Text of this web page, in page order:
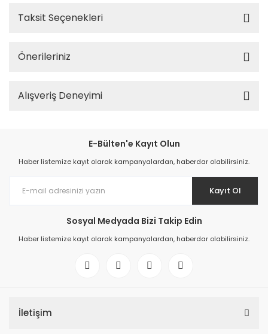
Taksit Seçenekleri
Önerileriniz
Alışveriş Deneyimi
E-Bülten'e Kayıt Olun
Haber listemize kayıt olarak kampanyalardan, haberdar olabilirsiniz.
Kayıt Ol
Sosyal Medyada Bizi Takip Edin
Haber listemize kayıt olarak kampanyalardan, haberdar olabilirsiniz.
İletişim